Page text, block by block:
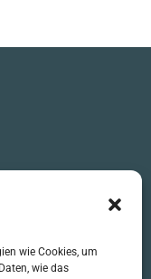
wie Cookies, um
wie das